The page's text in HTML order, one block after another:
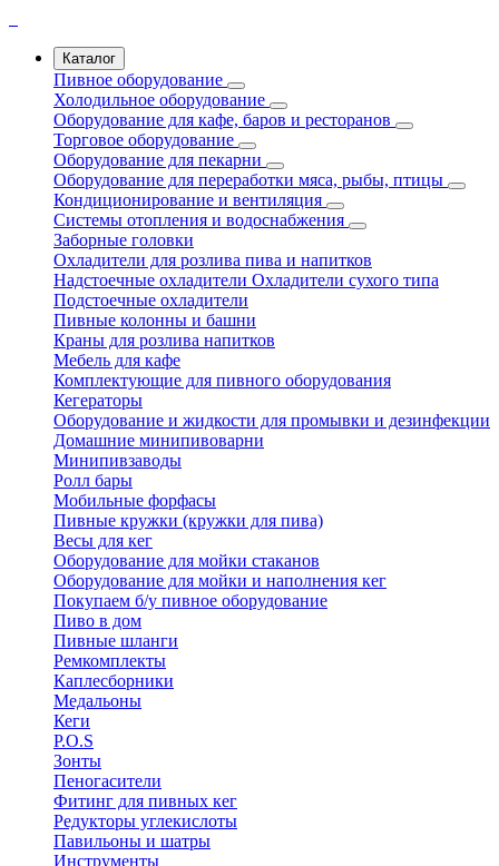
Каталог
Пивное оборудование
Холодильное оборудование
Оборудование для кафе, баров и ресторанов
Торговое оборудование
Оборудование для пекарни
Оборудование для переработки мяса, рыбы, птицы
Кондиционирование и вентиляция
Системы отопления и водоснабжения
Заборные головки
Охладители для розлива пива и напитков
Надстоечные охладители Охладители сухого типа
Подстоечные охладители
Пивные колонны и башни
Краны для розлива напитков
Мебель для кафе
Комплектующие для пивного оборудования
Кегераторы
Оборудование и жидкости для промывки и дезинфекции
Домашние минипивоварни
Минипивзаводы
Ролл бары
Мобильные форфасы
Пивные кружки (кружки для пива)
Весы для кег
Оборудование для мойки стаканов
Оборудование для мойки и наполнения кег
Покупаем б/у пивное оборудование
Пиво в дом
Пивные шланги
Ремкомплекты
Каплесборники
Медальоны
Кеги
P.O.S
Зонты
Пеногасители
Фитинг для пивных кег
Редукторы углекислоты
Павильоны и шатры
Инструменты